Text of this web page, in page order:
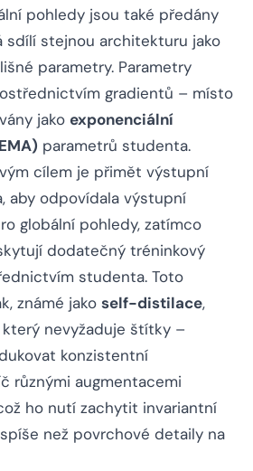
pohledy jsou také předány
sdílí stejnou architekturu jako
parametry. Parametry
gradientů – místo
jako exponenciální
parametrů studenta.
cílem je přimět výstupní
aby odpovídala výstupní
globální pohledy, zatímco
dodatečný tréninkový
studenta. Toto
známé jako self-distilace,
nevyžaduje štítky –
konzistentní
různými augmentacemi
ho nutí zachytit invariantní
než povrchové detaily na